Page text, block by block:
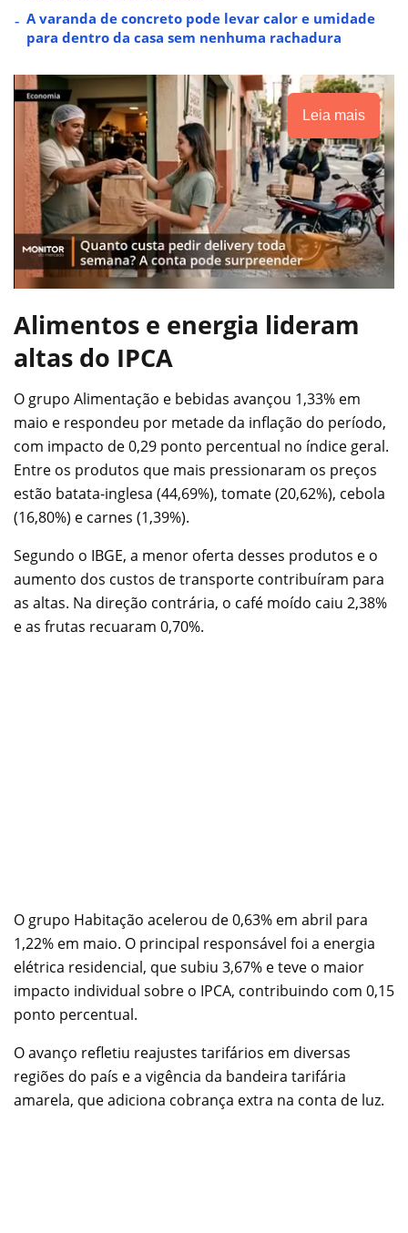
A varanda de concreto pode levar calor e umidade
para dentro da casa sem nenhuma rachadura
Leia mais
Alimentos e energia lideram
altas do IPCA
O grupo Alimentação e bebidas avançou 1,33% em
maio e respondeu por metade da inflação do período,
com impacto de 0,29 ponto percentual no índice geral.
Entre os produtos que mais pressionaram os preços
estão batata-inglesa (44,69%), tomate (20,62%), cebola
(16,80%) e carnes (1,39%).
Segundo o IBGE, a menor oferta desses produtos e o
aumento dos custos de transporte contribuíram para
as altas. Na direção contrária, o café moído caiu 2,38%
e as frutas recuaram 0,70%.
O grupo Habitação acelerou de 0,63% em abril para
1,22% em maio. O principal responsável foi a energia
elétrica residencial, que subiu 3,67% e teve o maior
impacto individual sobre o IPCA, contribuindo com 0,15
ponto percentual.
O avanço refletiu reajustes tarifários em diversas
regiões do país e a vigência da bandeira tarifária
amarela, que adiciona cobrança extra na conta de luz.